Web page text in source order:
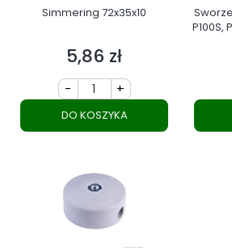
Simmering 72x35x10
Cena
5,86 zł
- +
DO KOSZYKA
P100S,